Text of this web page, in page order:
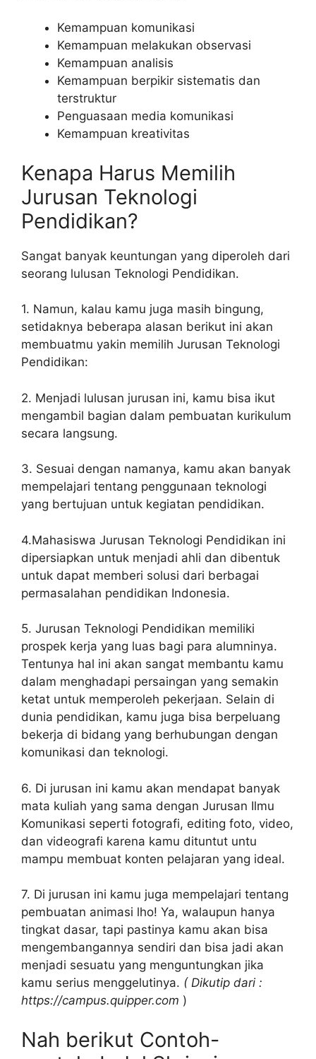
Kemampuan komunikasi
Kemampuan melakukan observasi
Kemampuan analisis
Kemampuan berpikir sistematis dan
terstruktur
Penguasaan media komunikasi
Kemampuan kreativitas
Kenapa Harus Memilih
Jurusan Teknologi
Pendidikan?
Sangat banyak keuntungan yang diperoleh dari
seorang lulusan Teknologi Pendidikan.
1. Namun, kalau kamu juga masih bingung,
setidaknya beberapa alasan berikut ini akan
membuatmu yakin memilih Jurusan Teknologi
Pendidikan:
2. Menjadi lulusan jurusan ini, kamu bisa ikut
mengambil bagian dalam pembuatan kurikulum
secara langsung.
3. Sesuai dengan namanya, kamu akan banyak
mempelajari tentang penggunaan teknologi
yang bertujuan untuk kegiatan pendidikan.
4.Mahasiswa Jurusan Teknologi Pendidikan ini
dipersiapkan untuk menjadi ahli dan dibentuk
untuk dapat memberi solusi dari berbagai
permasalahan pendidikan Indonesia.
5. Jurusan Teknologi Pendidikan memiliki
prospek kerja yang luas bagi para alumninya.
Tentunya hal ini akan sangat membantu kamu
dalam menghadapi persaingan yang semakin
ketat untuk memperoleh pekerjaan. Selain di
dunia pendidikan, kamu juga bisa berpeluang
bekerja di bidang yang berhubungan dengan
komunikasi dan teknologi.
6. Di jurusan ini kamu akan mendapat banyak
mata kuliah yang sama dengan Jurusan Ilmu
Komunikasi seperti fotografi, editing foto, video,
dan videografi karena kamu dituntut untu
mampu membuat konten pelajaran yang ideal.
7. Di jurusan ini kamu juga mempelajari tentang
pembuatan animasi lho! Ya, walaupun hanya
tingkat dasar, tapi pastinya kamu akan bisa
mengembangannya sendiri dan bisa jadi akan
menjadi sesuatu yang menguntungkan jika
kamu serius menggelutinya. ( Dikutip dari :
https://campus.quipper.com )
Nah berikut Contoh-